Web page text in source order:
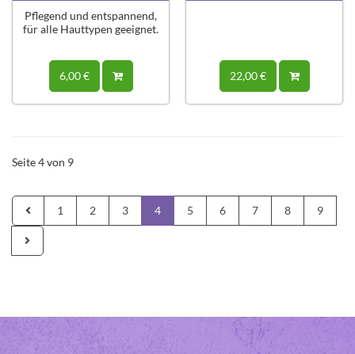
Pflegend und entspannend,
für alle Hauttypen geeignet.
6,00 € 22,00 €
Seite 4 von 9
1 2 3 4 5 6 7 8 9